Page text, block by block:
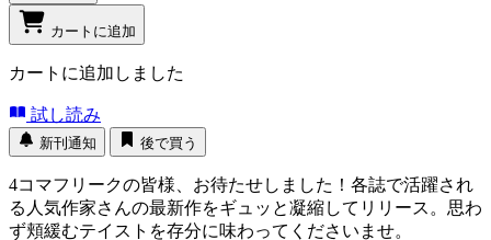
カートに追加
カートに追加しました
試し読み
新刊通知 後で買う
4コマフリークの皆様、お待たせしました！各誌で活躍され
る人気作家さんの最新作をギュッと凝縮してリリース。思わ
ず頬緩むテイストを存分に味わってくださいませ。